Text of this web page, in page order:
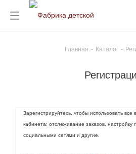
Главная - Каталог -
Зарегистрируйтесь, чтобы использовать все
кабинета: отслеживание заказов, настройку
социальными сетями и другие.